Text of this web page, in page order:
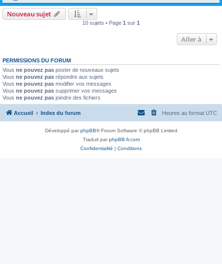
Nouveau sujet
10 sujets • Page 1 sur 1
Aller à
PERMISSIONS DU FORUM
Vous ne pouvez pas poster de nouveaux sujets
Vous ne pouvez pas répondre aux sujets
Vous ne pouvez pas modifier vos messages
Vous ne pouvez pas supprimer vos messages
Vous ne pouvez pas joindre des fichiers
Accueil Index du forum Heures au format UTC
Développé parphpBB® Forum Software © phpBB Limited
Traduit parphpBB-fr.com
Confidentialité | Conditions